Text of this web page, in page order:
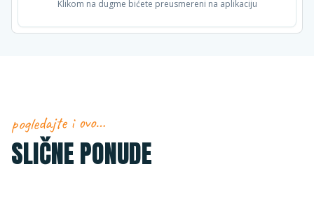
Klikom na dugme bićete preusmereni na aplikaciju
pogledajte i ovo…
SLIČNE PONUDE